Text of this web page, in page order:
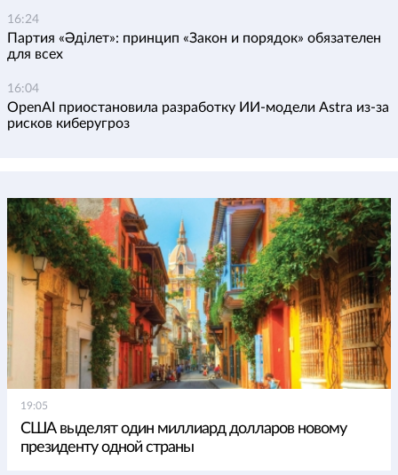
16:24
Партия «Әділет»: принцип «Закон и порядок» обязателен
для всех
16:04
OpenAI приостановила разработку ИИ-модели Astra из-за
рисков киберугроз
19:05
США выделят один миллиард долларов новому
президенту одной страны